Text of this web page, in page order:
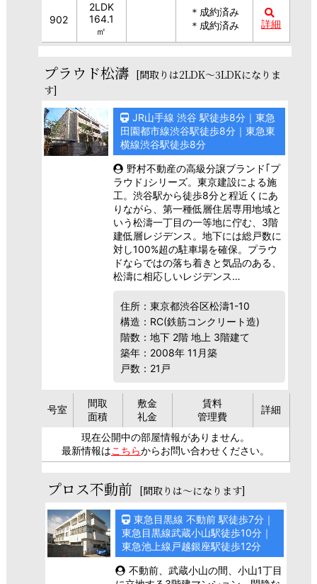
902
2LDK
164.1
㎡
＊成約済み
＊成約済み
詳細
プラウド松濤 [間取りは2LDK～3LDKになりま
す]
JR山手線 渋谷 駅徒歩8分｜東急
田園都市線渋谷駅徒歩8分｜東急東
横線渋谷駅徒歩8分
野村不動産の高級分譲ブランド｢プ
ラウド｣シリーズ。東京建設による施
工。渋谷駅から徒歩8分と程近くにあ
りながら、第一種低層住居専用地域と
いう松濤一丁目の一等地に佇む、3階
建低層レジデンス。地下には総戸数に
対し100%超の駐車場を確保。プラウ
ドならではの落ち着きと気品のある、
松濤に相応しいレジデンス…
住所：東京都渋谷区松濤1-10
構造：RC(鉄筋コンクリート造)
階数：地下 2階 地上 3階建て
築年：2008年 11月築
戸数：21戸
号室
間取
面積
敷金
礼金
賃料
管理費
詳細
現在公開中の部屋情報がありません。
最新情報はこちらからお問い合わせください。
プロス不動前 [間取りは～になります]
東急目黒線 不動前 駅徒歩7分｜
東急目黒線武蔵小山駅徒歩10分｜
東急池上線戸越銀座駅徒歩12分
不動前、武蔵小山の間、小山1丁目